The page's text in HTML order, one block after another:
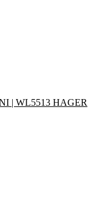
| WL5513 HAGER